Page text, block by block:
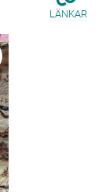
LÄNKAR